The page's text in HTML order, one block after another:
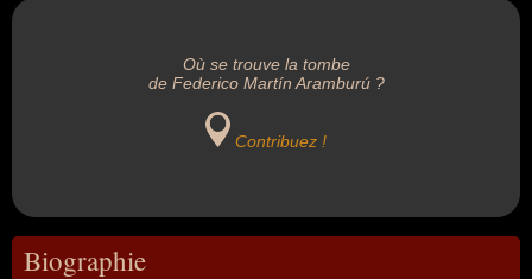
Où se trouve la tombe
de Federico Martín Aramburú ?
Contribuez !
Biographie